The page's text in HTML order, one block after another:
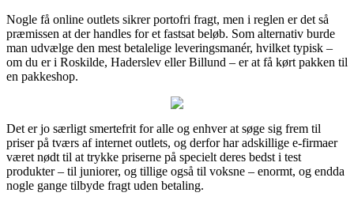
Nogle få online outlets sikrer portofri fragt, men i reglen er det så
præmissen at der handles for et fastsat beløb. Som alternativ burde
man udvælge den mest betalelige leveringsmanér, hvilket typisk –
om du er i Roskilde, Haderslev eller Billund – er at få kørt pakken til
en pakkeshop.
Det er jo særligt smertefrit for alle og enhver at søge sig frem til
priser på tværs af internet outlets, og derfor har adskillige e-firmaer
været nødt til at trykke priserne på specielt deres bedst i test
produkter – til juniorer, og tillige også til voksne – enormt, og endda
nogle gange tilbyde fragt uden betaling.